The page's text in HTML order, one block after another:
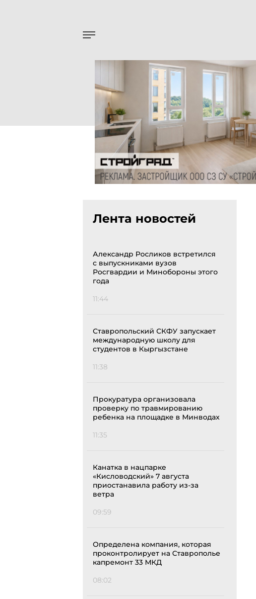
Лента новостей
Александр Росликов встретился
с выпускниками вузов
Росгвардии и Минобороны этого
года
11:44
Ставропольский СКФУ запускает
международную школу для
студентов в Кыргызстане
11:38
Прокуратура организовала
проверку по травмированию
ребенка на площадке в Минводах
11:35
Канатка в нацпарке
«Кисловодский» 7 августа
приостанавила работу из-за
ветра
09:59
Определена компания, которая
проконтролирует на Ставрополье
капремонт 33 МКД
08:02